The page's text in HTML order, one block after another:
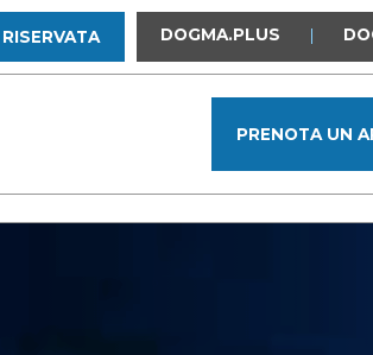
DOGMA.PLUS |
PRENOTA UN